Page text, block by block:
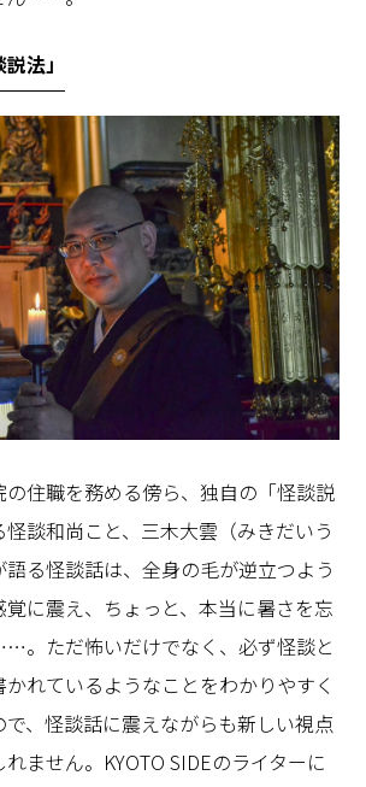
法」
住職を務める傍ら、独自の「怪談説
談和尚こと、三木大雲（みきだいう
る怪談話は、全身の毛が逆立つよう
に震え、ちょっと、本当に暑さを忘
。ただ怖いだけでなく、必ず怪談と
れているようなことをわかりやすく
、怪談話に震えながらも新しい視点
ません。KYOTO SIDEのライターに